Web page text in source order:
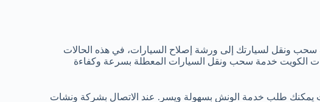
سحب ونقل لسيارتك إلى ورشة إصلاح السيارات، في هذه الحالات
الكويت خدمة سحب ونقل السيارات المعطلة بسرعة وكفاءة
يمكنك طلب خدمة الونش بسهولة ويسر. عند الاتصال بشركة ونشات